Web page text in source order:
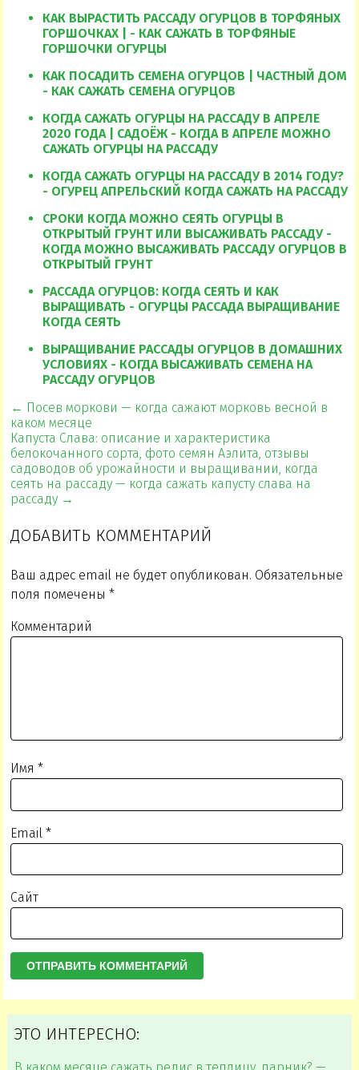
КАК ВЫРАСТИТЬ РАССАДУ ОГУРЦОВ В ТОРФЯНЫХ
ГОРШОЧКАХ | - КАК САЖАТЬ В ТОРФЯНЫЕ
ГОРШОЧКИ ОГУРЦЫ
КАК ПОСАДИТЬ СЕМЕНА ОГУРЦОВ | ЧАСТНЫЙ ДОМ
- КАК САЖАТЬ СЕМЕНА ОГУРЦОВ
КОГДА САЖАТЬ ОГУРЦЫ НА РАССАДУ В АПРЕЛЕ
2020 ГОДА | САДОЁЖ - КОГДА В АПРЕЛЕ МОЖНО
САЖАТЬ ОГУРЦЫ НА РАССАДУ
КОГДА САЖАТЬ ОГУРЦЫ НА РАССАДУ В 2014 ГОДУ?
- ОГУРЕЦ АПРЕЛЬСКИЙ КОГДА САЖАТЬ НА РАССАДУ
СРОКИ КОГДА МОЖНО СЕЯТЬ ОГУРЦЫ В
ОТКРЫТЫЙ ГРУНТ ИЛИ ВЫСАЖИВАТЬ РАССАДУ -
КОГДА МОЖНО ВЫСАЖИВАТЬ РАССАДУ ОГУРЦОВ В
ОТКРЫТЫЙ ГРУНТ
РАССАДА ОГУРЦОВ: КОГДА СЕЯТЬ И КАК
ВЫРАЩИВАТЬ - ОГУРЦЫ РАССАДА ВЫРАЩИВАНИЕ
КОГДА СЕЯТЬ
ВЫРАЩИВАНИЕ РАССАДЫ ОГУРЦОВ В ДОМАШНИХ
УСЛОВИЯХ - КОГДА ВЫСАЖИВАТЬ СЕМЕНА НА
РАССАДУ ОГУРЦОВ
← Посев моркови — когда сажают морковь весной в
каком месяце
Капуста Слава: описание и характеристика
белокочанного сорта, фото семян Аэлита, отзывы
садоводов об урожайности и выращивании, когда
сеять на рассаду — когда сажать капусту слава на
рассаду →
ДОБАВИТЬ КОММЕНТАРИЙ
Ваш адрес email не будет опубликован. Обязательные
поля помечены*
Комментарий
Имя*
Email*
Сайт
ЭТО ИНТЕРЕСНО: